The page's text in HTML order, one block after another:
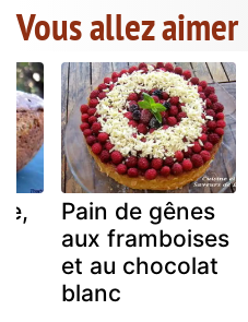
Vous allez aimer
Pain de gênes
aux framboises
et au chocolat
blanc